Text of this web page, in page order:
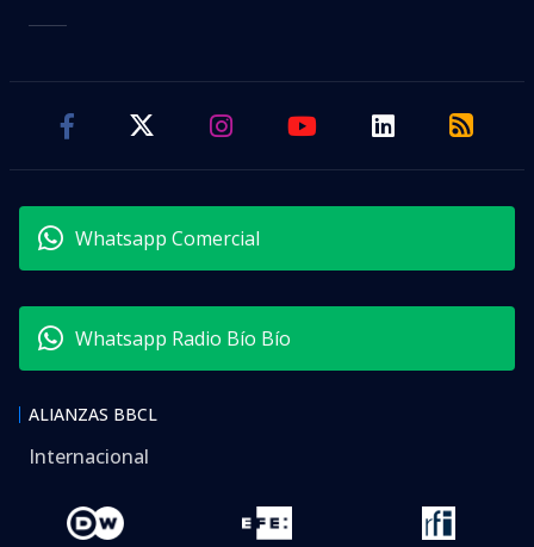
Whatsapp Comercial
Whatsapp Radio Bío Bío
ALIANZAS BBCL
Internacional